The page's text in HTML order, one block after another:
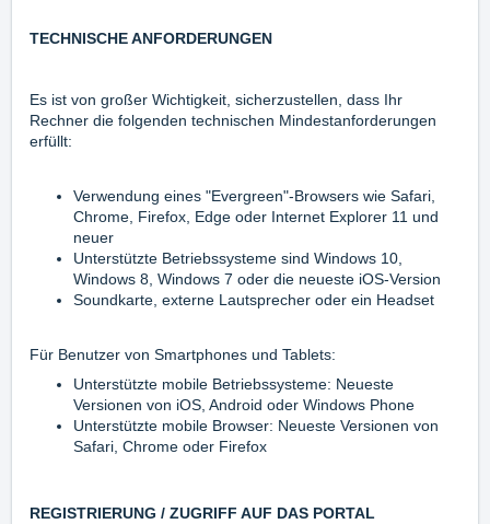
TECHNISCHE ANFORDERUNGEN
Es ist von großer Wichtigkeit, sicherzustellen, dass Ihr
Rechner die folgenden technischen Mindestanforderungen
erfüllt:
Verwendung eines "Evergreen"-Browsers wie Safari,
Chrome, Firefox, Edge oder Internet Explorer 11 und
neuer
Unterstützte Betriebssysteme sind Windows 10,
Windows 8, Windows 7 oder die neueste iOS-Version
Soundkarte, externe Lautsprecher oder ein Headset
Für Benutzer von Smartphones und Tablets:
Unterstützte mobile Betriebssysteme: Neueste
Versionen von iOS, Android oder Windows Phone
Unterstützte mobile Browser: Neueste Versionen von
Safari, Chrome oder Firefox
REGISTRIERUNG / ZUGRIFF AUF DAS PORTAL